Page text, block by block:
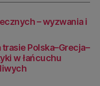
– wyzwania i
Polska–Grecja–
w łańcuchu